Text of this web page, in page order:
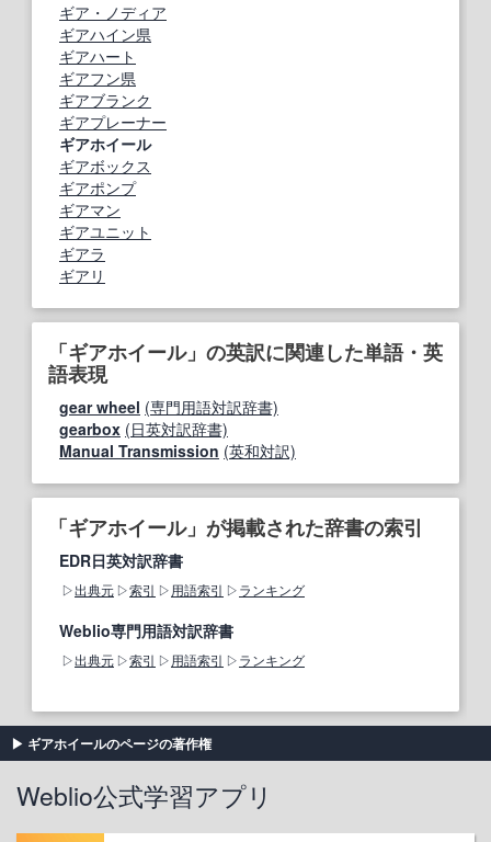
ギア・ノディア
ギアハイン県
ギアハート
ギアフン県
ギアブランク
ギアプレーナー
ギアホイール
ギアボックス
ギアポンプ
ギアマン
ギアユニット
ギアラ
ギアリ
「ギアホイール」の英訳に関連した単語・英
語表現
gear wheel (専門用語対訳辞書)
gearbox (日英対訳辞書)
Manual Transmission (英和対訳)
「ギアホイール」が掲載された辞書の索引
EDR日英対訳辞書
出典元 索引 用語索引 ランキング
Weblio専門用語対訳辞書
出典元 索引 用語索引 ランキング
ギアホイールのページの著作権
Weblio公式学習アプリ